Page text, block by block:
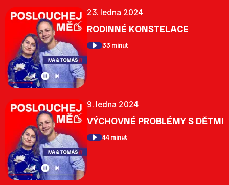
23. ledna 2024
RODINNÉ KONSTELACE
33 minut
9. ledna 2024
VÝCHOVNÉ PROBLÉMY S DĚTMI
44 minut